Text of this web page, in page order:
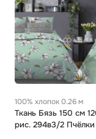
100% хлопок 0.26 м
Ткань Бязь 150 см
рис. 294в3/2 Пчёлки